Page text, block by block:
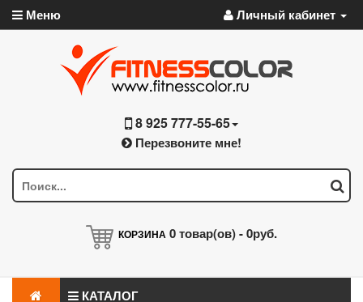
Меню Личный кабинет
8 925 777-55-65
Перезвоните мне!
КОРЗИНА 0товар(ов) -0руб.
КАТАЛОГ